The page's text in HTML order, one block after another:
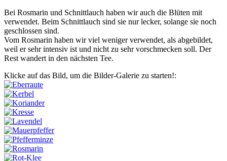
Bei Rosmarin und Schnittlauch haben wir auch die Blüten mit
verwendet. Beim Schnittlauch sind sie nur lecker, solange sie noch
geschlossen sind.
Vom Rosmarin haben wir viel weniger verwendet, als abgebildet,
weil er sehr intensiv ist und nicht zu sehr vorschmecken soll. Der
Rest wandert in den nächsten Tee.
Klicke auf das Bild, um die Bilder-Galerie zu starten!: